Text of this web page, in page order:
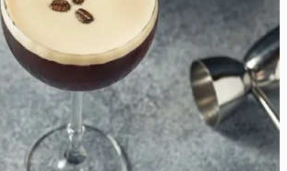
kohvi lõhna, sest peo algus on kohe-
andva Espresso Martini kokteili
kas otsite turgutust pärast pikka
oma õhtusele peole veidi mõnusat
see retsept meeldib teile kindlasti!
likööri kombinatsioon loob täiusliku
magusa vahel. Seega mis te veel
täiusliku Espresso Martini